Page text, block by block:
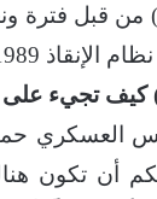
قبل فترة
1989م.
كيف تجيء
العسكري
أن تكون